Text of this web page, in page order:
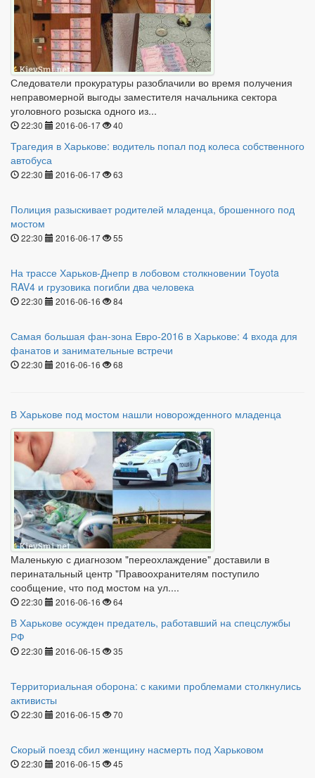
Следователи прокуратуры разоблачили во время получения
неправомерной выгоды заместителя начальника сектора
уголовного розыска одного из...
22:30 2016-06-17 40
Трагедия в Харькове: водитель попал под колеса собственного
автобуса
22:30 2016-06-17 63
Полиция разыскивает родителей младенца, брошенного под
мостом
22:30 2016-06-17 55
На трассе Харьков-Днепр в лобовом столкновении Toyota
RAV4 и грузовика погибли два человека
22:30 2016-06-16 84
Самая большая фан-зона Евро-2016 в Харькове: 4 входа для
фанатов и занимательные встречи
22:30 2016-06-16 68
В Харькове под мостом нашли новорожденного младенца
Маленькую с диагнозом "переохлаждение" доставили в
перинатальный центр "Правоохранителям поступило
сообщение, что под мостом на ул....
22:30 2016-06-16 64
В Харькове осужден предатель, работавший на спецслужбы
РФ
22:30 2016-06-15 35
Территориальная оборона: с какими проблемами столкнулись
активисты
22:30 2016-06-15 70
Скорый поезд сбил женщину насмерть под Харьковом
22:30 2016-06-15 45